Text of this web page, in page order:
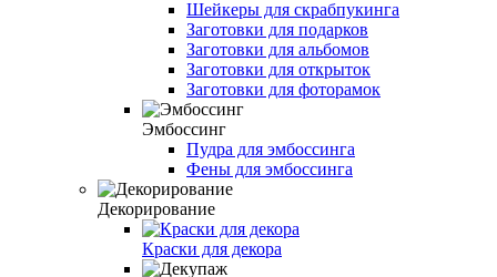
Шейкеры для скрабпукинга
Заготовки для подарков
Заготовки для альбомов
Заготовки для открыток
Заготовки для фоторамок
Эмбоссинг
Пудра для эмбоссинга
Фены для эмбоссинга
Декорирование
Краски для декора